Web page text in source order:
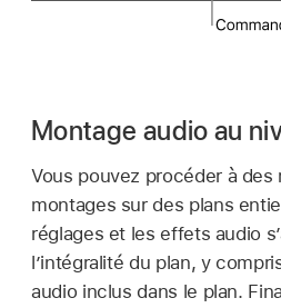
Montage audio au
Vous pouvez procéder à des
montages sur des plans
réglages et les effets audio
l’intégralité du plan, y
audio inclus dans le plan.